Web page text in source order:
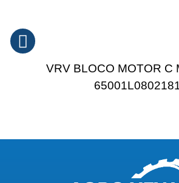
VRV BLOCO MOTOR C